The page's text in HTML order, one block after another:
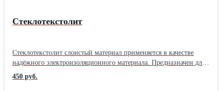
Стеклотекстолит
Стеклотекстолит слоистый материал применяется в качестве
надёжного электроизоляционного материала. Предназначен для
работы на воздухе при температуре -60° С до +35° С и
влажности до 75%. Напряжение не должно превышать 1000 В,
450 руб.